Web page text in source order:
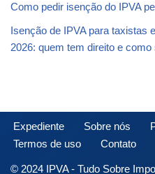
Como pedir isenção do IPVA
Isenção de IPVA para taxistas
2026: quem tem direito e como
Expediente Sobre nós
Termos de uso
Contato
© 2024 IPVA - Tudo Sobre